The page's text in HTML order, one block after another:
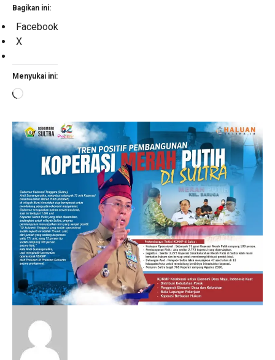
Bagikan ini:
Facebook
X
Menyukai ini:
Memuat...